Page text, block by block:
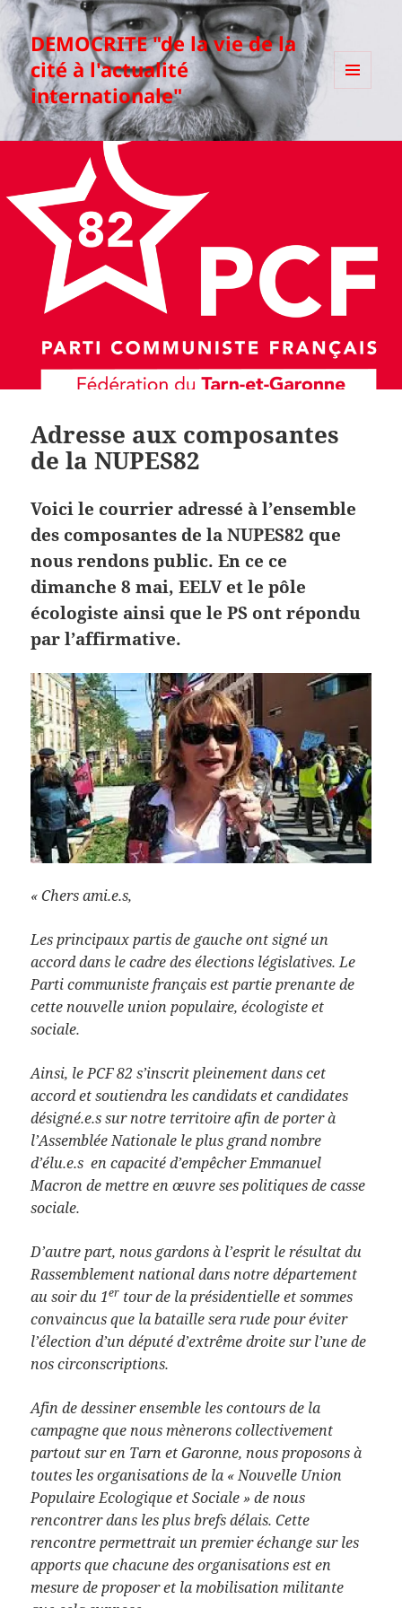
DEMOCRITE "de la vie de la
cité à l'actualité
internationale"
Adresse aux composantes
de la NUPES82
Voici le courrier adressé à l’ensemble
des composantes de la NUPES82 que
nous rendons public. En ce ce
dimanche 8 mai, EELV et le pôle
écologiste ainsi que le PS ont répondu
par l’affirmative.
« Chers ami.e.s,
Les principaux partis de gauche ont signé un
accord dans le cadre des élections législatives. Le
Parti communiste français est partie prenante de
cette nouvelle union populaire, écologiste et
sociale.
Ainsi, le PCF 82 s’inscrit pleinement dans cet
accord et soutiendra les candidats et candidates
désigné.e.s sur notre territoire afin de porter à
l’Assemblée Nationale le plus grand nombre
d’élu.e.s en capacité d’empêcher Emmanuel
Macron de mettre en œuvre ses politiques de casse
sociale.
D’autre part, nous gardons à l’esprit le résultat du
Rassemblement national dans notre département
au soir du 1er tour de la présidentielle et sommes
convaincus que la bataille sera rude pour éviter
l’élection d’un député d’extrême droite sur l’une de
nos circonscriptions.
Afin de dessiner ensemble les contours de la
campagne que nous mènerons collectivement
partout sur en Tarn et Garonne, nous proposons à
toutes les organisations de la « Nouvelle Union
Populaire Ecologique et Sociale » de nous
rencontrer dans les plus brefs délais. Cette
rencontre permettrait un premier échange sur les
apports que chacune des organisations est en
mesure de proposer et la mobilisation militante